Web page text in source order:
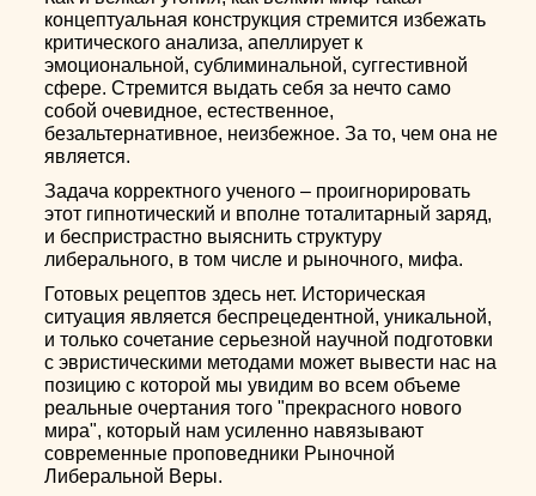
концептуальная конструкция стремится избежать
критического анализа, апеллирует к
эмоциональной, сублиминальной, суггестивной
сфере. Стремится выдать себя за нечто само
собой очевидное, естественное,
безальтернативное, неизбежное. За то, чем она не
является.
Задача корректного ученого – проигнорировать
этот гипнотический и вполне тоталитарный заряд,
и беспристрастно выяснить структуру
либерального, в том числе и рыночного, мифа.
Готовых рецептов здесь нет. Историческая
ситуация является беспрецедентной, уникальной,
и только сочетание серьезной научной подготовки
с эвристическими методами может вывести нас на
позицию с которой мы увидим во всем объеме
реальные очертания того "прекрасного нового
мира", который нам усиленно навязывают
современные проповедники Рыночной
Либеральной Веры.